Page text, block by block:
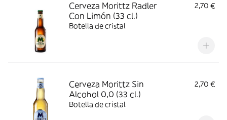
Cerveza Morittz Radler
Con Limón (33 cl.)
2,70 €
Botella de cristal
Cerveza Morittz Sin
Alcohol 0,0 (33 cl.)
2,70 €
Botella de cristal